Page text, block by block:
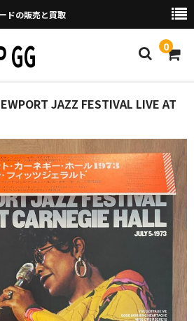
ドの販売と買取
GG 0
JAZZ FESTIVAL LIVE AT